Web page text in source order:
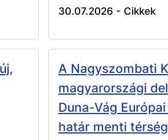
30.07.2026 - Cikkek
A Nagyszombati
magyarországi
Duna-Vág
határ menti